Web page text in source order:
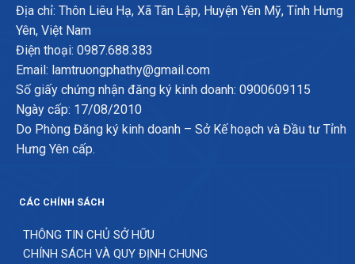
Địa chỉ: Thôn Liêu Hạ, Xã Tân Lập, Huyện Yên Mỹ, Tỉnh Hưng
Yên, Việt Nam
Điện thoại: 0987.688.383
Email: lamtruongphathy@gmail.com
Số giấy chứng nhận đăng ký kinh doanh: 0900609115
Ngày cấp: 17/08/2010
Do Phòng Đăng ký kinh doanh – Sở Kế hoạch và Đầu tư Tỉnh
Hưng Yên cấp.
CÁC CHÍNH SÁCH
THÔNG TIN CHỦ SỞ HỮU
CHÍNH SÁCH VÀ QUY ĐỊNH CHUNG